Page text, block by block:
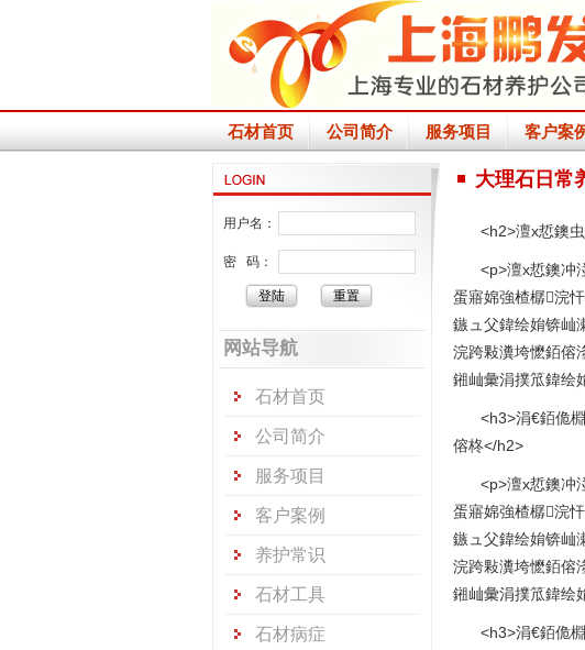
石材首页 公司简介 服务项目 客户案
用户名：
密 码：
网站导航
石材首页
公司简介
服务项目
客户案例
养护常识
石材工具
石材病症
大理石日常
<h2>澶х悊鐭
<p>澶х悊鐭冲
蛋寤婂強楂樼浣
鏃ュ父鍏绘姢锛屾
浣跨敤瀵垮懡銆傛
鎺屾彙涓撲笟鍏绘
<h3>涓€銆佹
傛柊</h2>
<p>澶х悊鐭冲
蛋寤婂強楂樼浣
鏃ュ父鍏绘姢锛屾
浣跨敤瀵垮懡銆傛
鎺屾彙涓撲笟鍏绘
<h3>涓€銆佹